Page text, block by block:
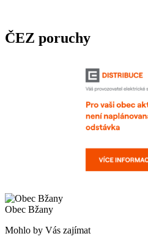
ČEZ poruchy
Obec Bžany
Mohlo by Vás zajímat